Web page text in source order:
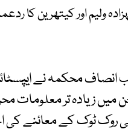
ولیم اور کیتھرین کا
محکمہ نے
میں زیادہ تر معلومات
روک ٹوک کے معائنے